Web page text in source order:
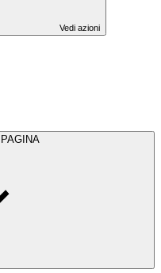
Vedi azioni
PAGINA